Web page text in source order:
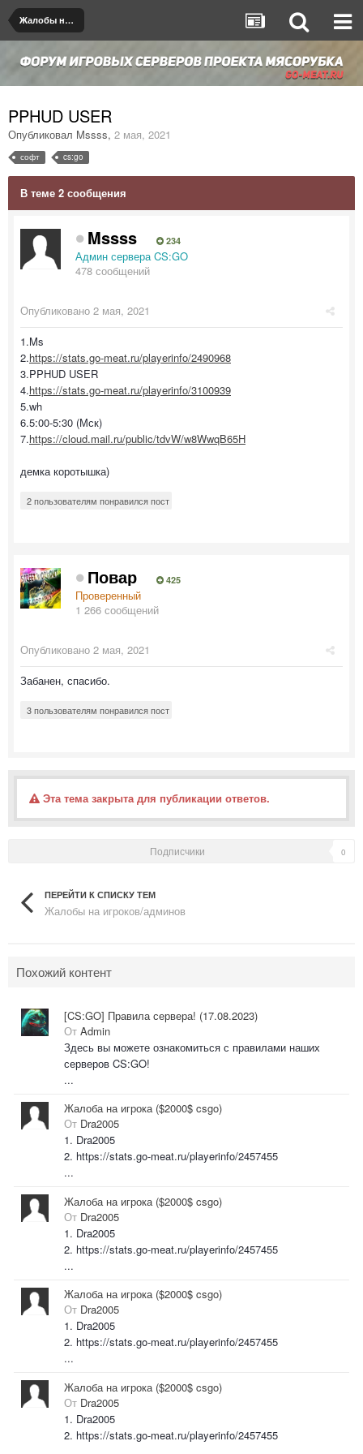
Жалобы на игроков/админов
PPHUD USER
Опубликовал Mssss, 2 мая, 2021
софт cs:go
В теме 2 сообщения
Mssss 234
Админ сервера CS:GO
478 сообщений
Опубликовано 2 мая, 2021
1.Ms
2.https://stats.go-meat.ru/playerinfo/2490968
3.PPHUD USER
4.https://stats.go-meat.ru/playerinfo/3100939
5.wh
6.5:00-5:30 (Мск)
7.https://cloud.mail.ru/public/tdvW/w8WwqB65H
демка коротышка)
2 пользователям понравился пост
Повар 425
Проверенный
1 266 сообщений
Опубликовано 2 мая, 2021
Забанен, спасибо.
3 пользователям понравился пост
Эта тема закрыта для публикации ответов.
Подписчики 0
ПЕРЕЙТИ К СПИСКУ ТЕМ
Жалобы на игроков/админов
Похожий контент
[CS:GO] Правила сервера! (17.08.2023)
От Admin
Здесь вы можете ознакомиться с правилами наших
серверов CS:GO!
...
Жалоба на игрока ($2000$ csgo)
От Dra2005
1. Dra2005
2. https://stats.go-meat.ru/playerinfo/2457455
...
Жалоба на игрока ($2000$ csgo)
От Dra2005
1. Dra2005
2. https://stats.go-meat.ru/playerinfo/2457455
...
Жалоба на игрока ($2000$ csgo)
От Dra2005
1. Dra2005
2. https://stats.go-meat.ru/playerinfo/2457455
...
Жалоба на игрока ($2000$ csgo)
От Dra2005
1. Dra2005
2. https://stats.go-meat.ru/playerinfo/2457455